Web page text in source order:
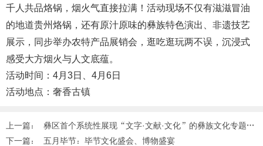
千人共品烙锅，烟火气直接拉满！活动现场不仅有滋滋冒油
的地道贵州烙锅，还有原汁原味的彝族特色演出、非遗技艺
展示，同步举办农特产品展销会，逛吃逛玩两不误，沉浸式
感受大方烟火与人文底蕴。
活动时间：4月3日、4月6日
活动地点：奢香古镇
上一篇：
彝区首个系统性展现“文字·文献·文化”的彝族文化专题博物馆开馆 ...
下一篇：
五月毕节：毕节文化盛会、博物盛宴